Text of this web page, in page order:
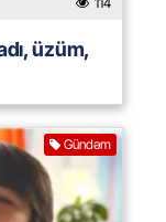
üzüm,
Gündəm